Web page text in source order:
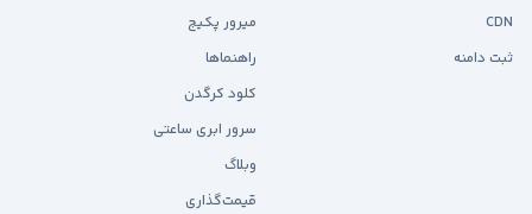
CDN
ثبت دامنه
میرور پکیج
راهنماها
کلود کرگدن
سرور ابری ساعتی
وبلاگ
قیمت‌گذاری